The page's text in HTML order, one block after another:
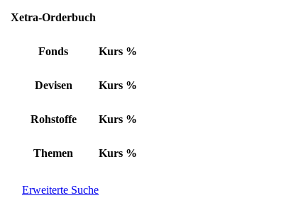
Xetra-Orderbuch
Fonds Kurs %
Devisen Kurs %
Rohstoffe Kurs %
Themen Kurs %
Erweiterte Suche